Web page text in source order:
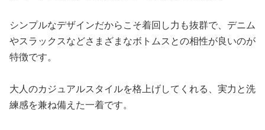
シンプルなデザインだからこそ着回し力も抜群で、デニム
やスラックスなどさまざまなボトムスとの相性が良いのが
特徴です。
大人のカジュアルスタイルを格上げしてくれる、実力と洗
練感を兼ね備えた一着です。